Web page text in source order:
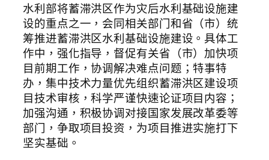
水利部将蓄滞洪区作为灾后水利基础设施建
设的重点之一，会同相关部门和省（市）统
筹推进蓄滞洪区水利基础设施建设。具体工
作中，强化指导，督促有关省（市）加快项
目前期工作，协调解决难点问题；特事特
办，集中技术力量优先组织蓄滞洪区建设项
目技术审核，科学严谨快速论证项目内容；
加强沟通，积极协调对接国家发展改革委等
部门，争取项目投资，为项目推进实施打下
坚实基础。